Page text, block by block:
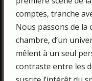
comptes, tranche
Nous passons de la
chambre, d’un
mêlent à un seul
contraste entre les